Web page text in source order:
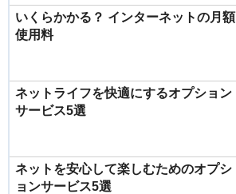
いくらかかる？ インターネットの月額
使用料
ネットライフを快適にするオプション
サービス5選
ネットを安心して楽しむためのオプシ
ョンサービス5選